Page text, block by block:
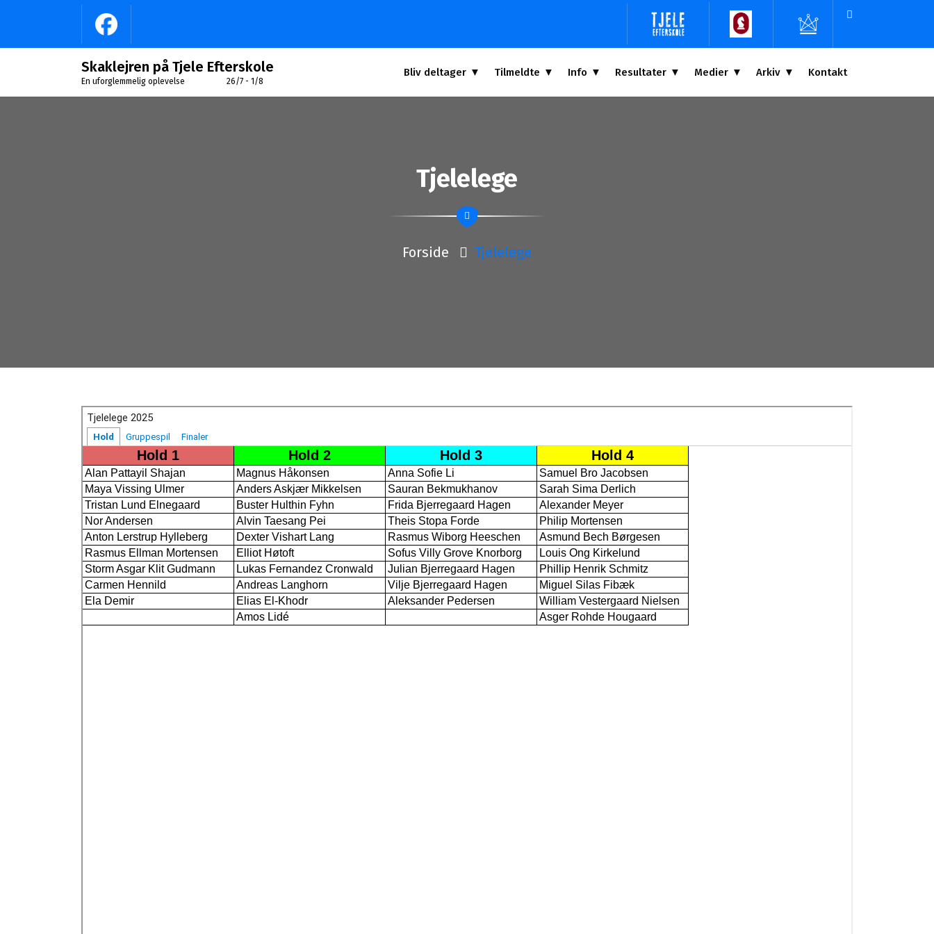
Skaklejren på Tjele Efterskole
En uforglemmelig oplevelse 26/7 - 1/8
Bliv deltager Tilmeldte Info Resultater Medier Arkiv Kontakt
Tjelelege
Forside Tjelelege